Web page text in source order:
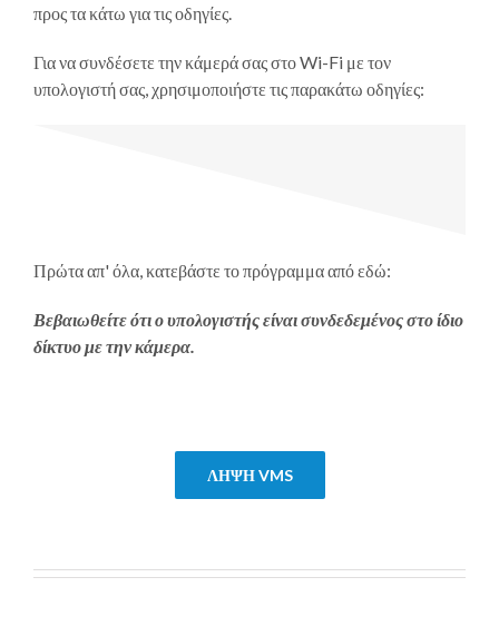
προς τα κάτω για τις οδηγίες.
Για να συνδέσετε την κάμερά σας στο Wi-Fi με τον
υπολογιστή σας, χρησιμοποιήστε τις παρακάτω οδηγίες:
Πρώτα απ' όλα, κατεβάστε το πρόγραμμα από εδώ:
Βεβαιωθείτε ότι ο υπολογιστής είναι συνδεδεμένος στο ίδιο
δίκτυο με την κάμερα.
ΛΉΨΗ VMS